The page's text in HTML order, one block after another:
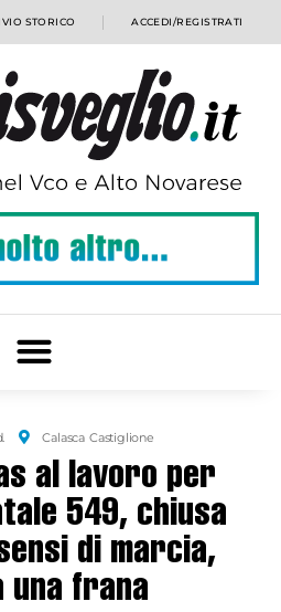
STORICO ACCEDI/REGISTRATI
Calasca Castiglione
al lavoro per
549, chiusa
di marcia,
una frana